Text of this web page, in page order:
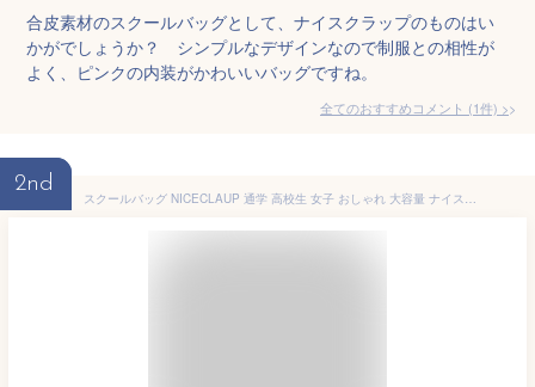
合皮素材のスクールバッグとして、ナイスクラップのものはい
かがでしょうか？ シンプルなデザインなので制服との相性が
よく、ピンクの内装がかわいいバッグですね。
全てのおすすめコメント (1件) >
2nd
スクールバッグ NICECLAUP 通学 高校生 女子 おしゃれ 大容量 ナイスクラップ スクールボストン ボストンバッグ 学生鞄 スクバ 通学かばん 学生 中学生 合成皮革 合皮 レディース ジュニア 学校 A4 無地 人気 可愛い シンプル NC378